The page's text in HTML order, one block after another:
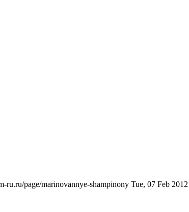
ru.ru/page/marinovannye-shampinony Tue, 07 Feb